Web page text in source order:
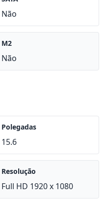
Não
M2
Não
Polegadas
15.6
Resolução
Full HD 1920 x 1080